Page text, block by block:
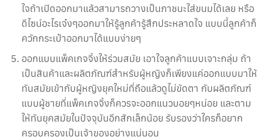
ใจถ้าเปิดออกมาแล้วสามารถวางเป็นภาชนะใส่ขนมได้เลย หรือ
ดีไซน์อะไรเจ๋งๆออกมาให้รู้ลูกค้ารู้สึกประหลาดใจ แบบนี้ลูกค้าก็
ควักกระเป๋าออกมาได้แบบง่ายๆ
ออกแบบแพ็คเกจจิ้งให้ร่วมสมัย เอาใจลูกค้าแบบเจาะกลุ่ม ถ้า
เป็นสินค้าและผลิตภัณฑ์สำหรับผู้หญิงก็เพียงแค่ออกแบบมาให้
ทันสมัยเข้ากับผู้หญิงยุคใหม่ที่ถือแล้วดูไม่ขัดตา กับผลิตภัณฑ์
แบบผู้ชายที่แพ็คเกจจิ้งก็ควรจะออกแนวบอยๆหน่อย และตาม
ให้ทันยุคสมัยในปัจจุบันอีกสักเล็กน้อย รับรองว่าใครก็อยาก
ครอบครองเป็นเจ้าของอย่างแน่นอน